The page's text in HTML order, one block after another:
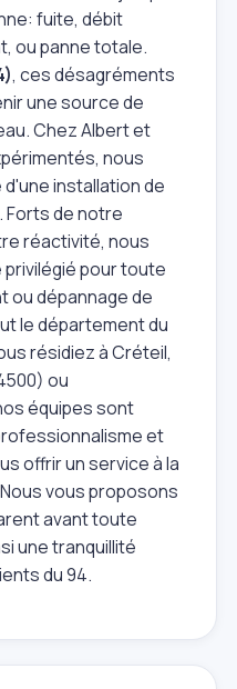
fuite, débit
ou panne totale.
, ces désagréments
une source de
Chez Albert et
nous
installation de
Forts de notre
réactivité, nous
pour toute
ou dépannage de
le département du
résidiez à Créteil,
ou
équipes sont
et
offrir un service à la
vous proposons
avant toute
une tranquillité
du 94.